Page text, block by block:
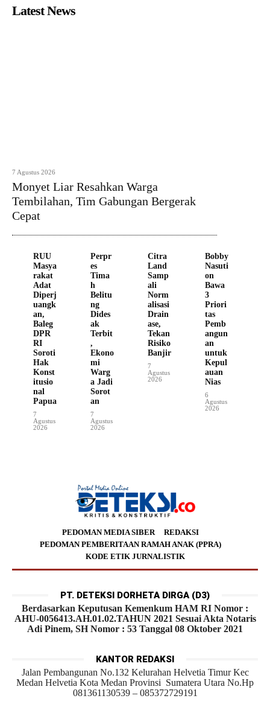
Latest News
7 Agustus 2026
Monyet Liar Resahkan Warga
Tembilahan, Tim Gabungan Bergerak
Cepat
RUU
Masya
rakat
Adat
Diperj
uangk
an,
Baleg
DPR
RI
Soroti
Hak
Konst
itusio
nal
Papua
7
Agustus
2026
Perpr
es
Tima
h
Belitu
ng
Dides
ak
Terbit
,
Ekono
mi
Warg
a Jadi
Sorot
an
7
Agustus
2026
Citra
Land
Samp
ali
Norm
alisasi
Drain
ase,
Tekan
Risiko
Banjir
7
Agustus
2026
Bobby
Nasuti
on
Bawa
3
Priori
tas
Pemb
angun
an
untuk
Kepul
auan
Nias
6
Agustus
2026
PEDOMAN MEDIA SIBER
REDAKSI
PEDOMAN PEMBERITAAN RAMAH ANAK (PPRA)
KODE ETIK JURNALISTIK
PT. DETEKSI DORHETA DIRGA (D3)
Berdasarkan Keputusan Kemenkum HAM RI Nomor :
AHU-0056413.AH.01.02.TAHUN 2021 Sesuai Akta Notaris
Adi Pinem, SH Nomor : 53 Tanggal 08 Oktober 2021
KANTOR REDAKSI
Jalan Pembangunan No.132 Kelurahan Helvetia Timur Kec
Medan Helvetia Kota Medan Provinsi Sumatera Utara No.Hp
081361130539 – 085372729191